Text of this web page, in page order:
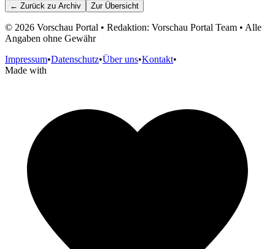
← Zurück zu Archiv Zur Übersicht
© 2026 Vorschau Portal • Redaktion: Vorschau Portal Team • Alle
Angaben ohne Gewähr
Impressum•Datenschutz•Über uns•Kontakt•
Made with